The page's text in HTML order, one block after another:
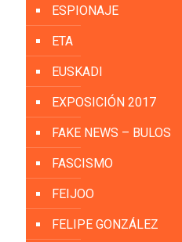
ESPIONAJE
ETA
EUSKADI
EXPOSICIÓN 2017
FAKE NEWS – BULOS
FASCISMO
FEIJOO
FELIPE GONZÁLEZ